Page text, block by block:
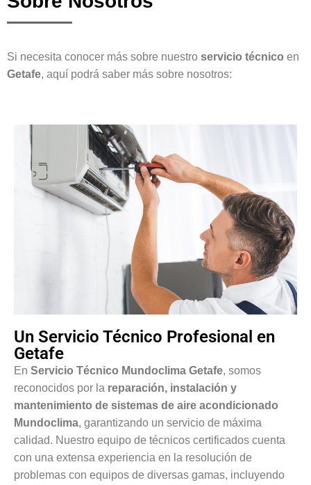
Si necesita conocer más sobre nuestro servicio técnico en
Getafe, aquí podrá saber más sobre nosotros:
Un Servicio Técnico Profesional en
Getafe
En Servicio Técnico Mundoclima Getafe, somos
reconocidos por la reparación, instalación y
mantenimiento de sistemas de aire acondicionado
Mundoclima, garantizando un servicio de máxima
calidad. Nuestro equipo de técnicos certificados cuenta
con una extensa experiencia en la resolución de
problemas con equipos de diversas gamas, incluyendo